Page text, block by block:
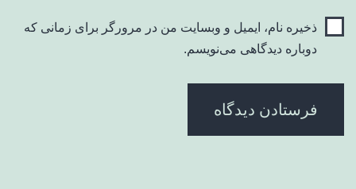
ذخیره نام، ایمیل و وبسایت من در مرورگر برای زمانی که
دوباره دیدگاهی می‌نویسم.